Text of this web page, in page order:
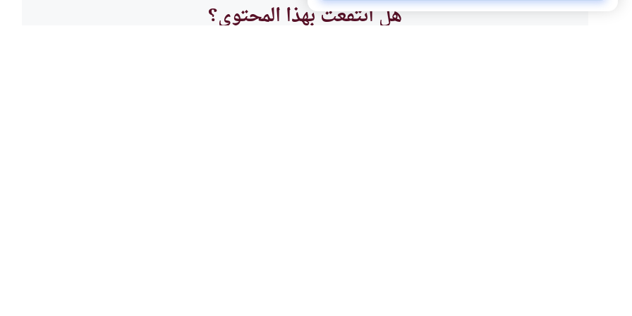
هل انتفعت بهذا المحتوى؟